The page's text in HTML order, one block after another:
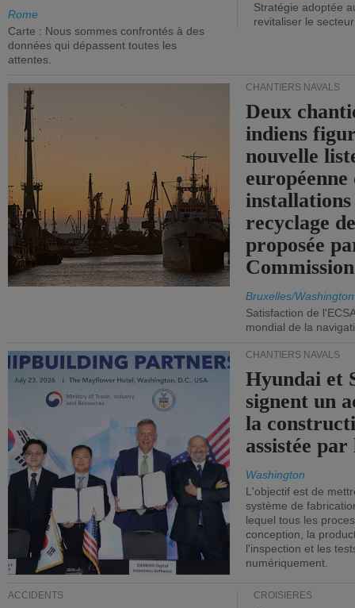
Rome
Carte : Nous sommes confrontés à des
données qui dépassent toutes les
attentes.
Stratégie adoptée
revitaliser le secteur
CHANTIERS NAVALS
Deux
indiens
nouvelle
européenne
installations
recyclage
proposée
Bruxelles/Washington
Satisfaction de
mondial de la
CHANTIERS NAVALS
Hyundai et
signent un
la
assistée
Washington
L'objectif est de
système de
lequel tous les
conception, la
l'inspection et les
numériquement.
ACCIDENTS CROISIÈRES